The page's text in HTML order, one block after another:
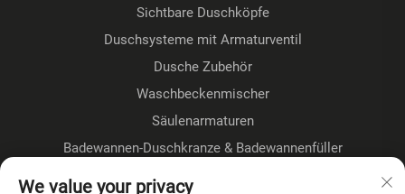
Sichtbare Duschköpfe
Duschsysteme mit Armaturventil
Dusche Zubehör
Waschbeckenmischer
Säulenarmaturen
Badewannen-Duschkranze & Badewannenfüller
Fußbodenmontage-Kranze
We value your privacy